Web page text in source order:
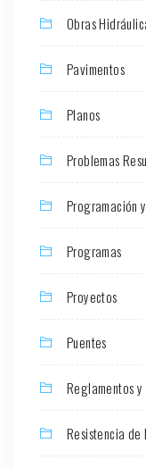
Obras
Pavimentos
Planos
Problemas
Programación
Programas
Proyectos
Puentes
Reglamentos y
Resistencia